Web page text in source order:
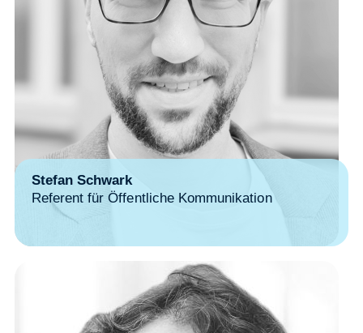
Stefan Schwark
Referent für Öffentliche Kommunikation